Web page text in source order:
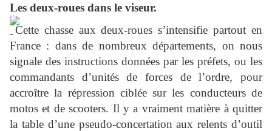
Les deux-roues dans le viseur.
Cette chasse aux deux-roues s’intensifie partout en
France : dans de nombreux départements, on nous
signale des instructions données par les préfets, ou les
commandants d’unités de forces de l’ordre, pour
accroître la répression ciblée sur les conducteurs de
motos et de scooters. Il y a vraiment matière à quitter
la table d’une pseudo-concertation aux relents d’outil